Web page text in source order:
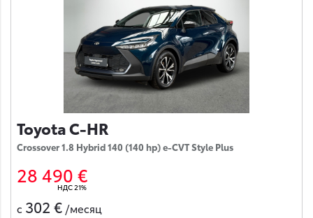
Toyota C-HR
Crossover 1.8 Hybrid 140 (140 hp) e-CVT Style Plus
28 490 €
НДС 21%
с 302 € /месяц